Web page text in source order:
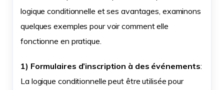
logique conditionnelle et ses avantages, examinons
quelques exemples pour voir comment elle
fonctionne en pratique.
1) Formulaires d’inscription à des événements:
La logique conditionnelle peut être utilisée pour